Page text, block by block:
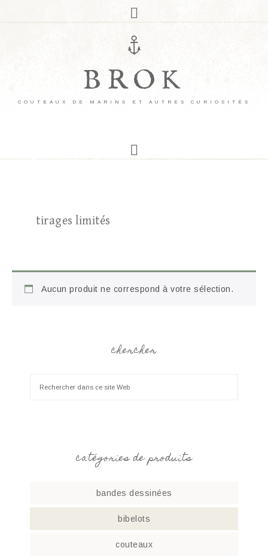
BROK
COUTEAUX DE MARINS ET AUTRES CURIOSITÉS
tirages limités
Aucun produit ne correspond à votre sélection.
chercher
catégories de produits
bandes dessinées
bibelots
couteaux